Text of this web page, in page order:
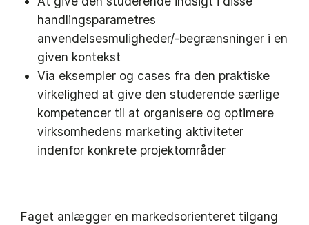
handlingsparametres
anvendelsesmuligheder/-begrænsninger i en
given kontekst
Via eksempler og cases fra den praktiske
virkelighed at give den studerende særlige
kompetencer til at organisere og optimere
virksomhedens marketing aktiviteter
indenfor konkrete projektområder
Faget anlægger en markedsorienteret tilgang